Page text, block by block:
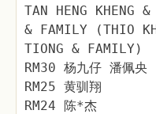
TAN HENG KHENG
& FAMILY (THIO
TIONG & FAMILY)
RM30 杨九仔 潘佩央
RM25 黄驯翔
RM24 陈*杰